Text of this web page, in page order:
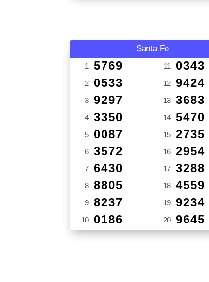
Santa Fe
1 5769
2 0533
3 9297
4 3350
5 0087
6 3572
7 6430
8 8805
9 8237
10 0186
11 0343
12 9424
13 3683
14 5470
15 2735
16 2954
17 3288
18 4559
19 9234
20 9645